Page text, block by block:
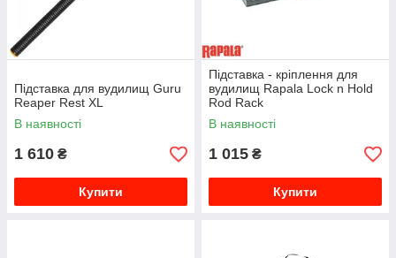
Підставка для вудилищ Guru
Reaper Rest XL
В наявності
1 610 ₴
Купити
Підставка - кріплення для
вудилищ Rapala Lock n Hold
Rod Rack
В наявності
1 015 ₴
Купити